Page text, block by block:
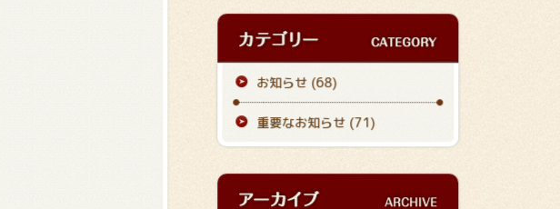
お知らせ (68)
重要なお知らせ (71)